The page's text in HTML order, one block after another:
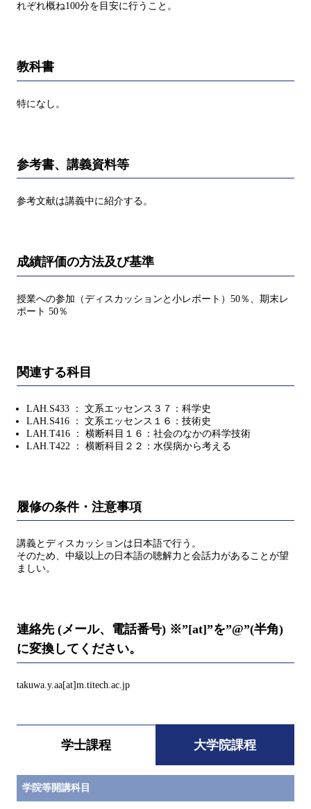
れぞれ概ね100分を目安に行うこと。
教科書
特になし。
参考書、講義資料等
参考文献は講義中に紹介する。
成績評価の方法及び基準
授業への参加（ディスカッションと小レポート）50％、期末レ
ポート 50％
関連する科目
LAH.S433 ： 文系エッセンス３７：科学史
LAH.S416 ： 文系エッセンス１６：技術史
LAH.T416 ： 横断科目１６：社会のなかの科学技術
LAH.T422 ： 横断科目２２：水俣病から考える
履修の条件・注意事項
講義とディスカッションは日本語で行う。
そのため、中級以上の日本語の聴解力と会話力があることが望
ましい。
連絡先 (メール、電話番号) ※”[at]”を”@”(半角)
に変換してください。
takuwa.y.aa[at]m.titech.ac.jp
学士課程 大学院課程
学院等開講科目